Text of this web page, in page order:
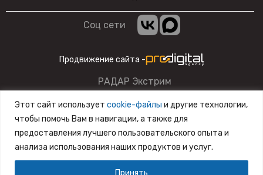
Соц сети
Продвижение сайта -
РАДАР Экстрим
Данный сайт несет информационный характер и ни при
каких условиях материалы и цены, размещенные на сайте,
не являются публичной офертой.
Разработка сайтаSiteZone
Этот сайт использует cookie-файлы и другие технологии,
чтобы помочь Вам в навигации, а также для
предоставления лучшего пользовательского опыта и
анализа использования наших продуктов и услуг.
Принять